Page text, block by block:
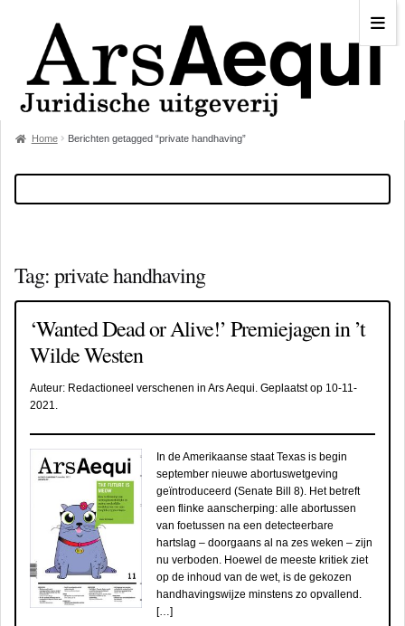
Home Berichten getagged “private handhaving”
Tag:private handhaving
‘Wanted Dead or Alive!’ Premiejagen in ’t
Wilde Westen
Auteur: Redactioneel verschenen in Ars Aequi. Geplaatst op 10-11-
2021.
In de Amerikaanse staat Texas is begin
september nieuwe abortuswetgeving
geïntroduceerd (Senate Bill 8). Het betreft
een flinke aanscherping: alle abortussen
van foetussen na een detecteerbare
hartslag – doorgaans al na zes weken – zijn
nu verboden. Hoewel de meeste kritiek ziet
op de inhoud van de wet, is de gekozen
handhavingswijze minstens zo opvallend.
[…]